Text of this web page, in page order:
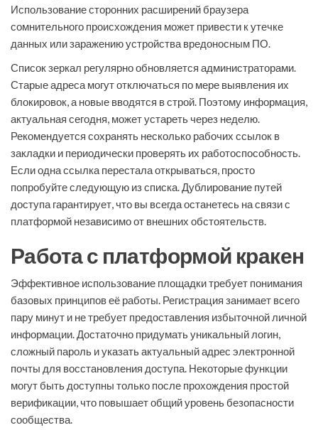
Использование сторонних расширений браузера
сомнительного происхождения может привести к утечке
данных или заражению устройства вредоносным ПО.
Список зеркал регулярно обновляется администраторами.
Старые адреса могут отключаться по мере выявления их
блокировок, а новые вводятся в строй. Поэтому информация,
актуальная сегодня, может устареть через неделю.
Рекомендуется сохранять несколько рабочих ссылок в
закладки и периодически проверять их работоспособность.
Если одна ссылка перестала открываться, просто
попробуйте следующую из списка. Дублирование путей
доступа гарантирует, что вы всегда останетесь на связи с
платформой независимо от внешних обстоятельств.
Работа с платформой кракен
Эффективное использование площадки требует понимания
базовых принципов её работы. Регистрация занимает всего
пару минут и не требует предоставления избыточной личной
информации. Достаточно придумать уникальный логин,
сложный пароль и указать актуальный адрес электронной
почты для восстановления доступа. Некоторые функции
могут быть доступны только после прохождения простой
верификации, что повышает общий уровень безопасности
сообщества.